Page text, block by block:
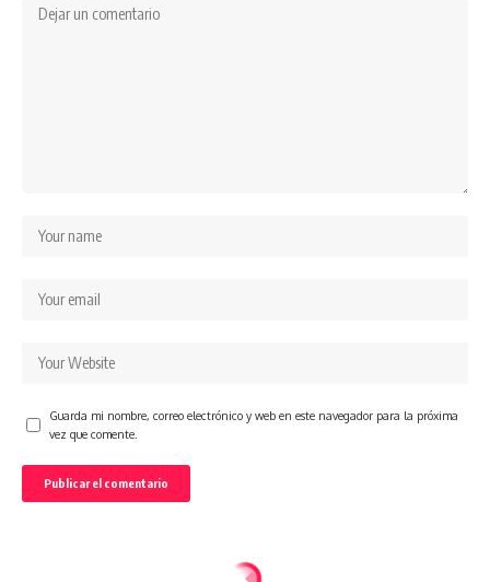
Guarda mi nombre, correo electrónico y web en este navegador para la próxima
vez que comente.